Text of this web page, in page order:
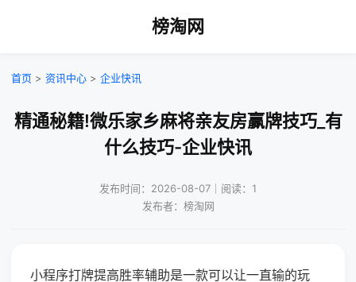
榜淘网
首页 > 资讯中心 > 企业快讯
精通秘籍!微乐家乡麻将亲友房赢牌技巧_有
什么技巧-企业快讯
发布时间：2026-08-07｜阅读：1
发布者：榜淘网
小程序打牌提高胜率辅助是一款可以让一直输的玩